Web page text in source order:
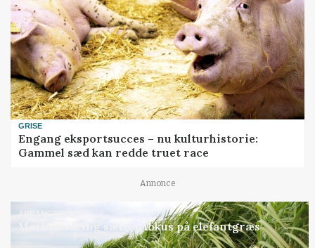
GRISE
Engang eksportsucces – nu kulturhistorie:
Gammel sæd kan redde truet race
Annonce
ARRANGEMENT
Markvandring sætter fokus på elefantgræs